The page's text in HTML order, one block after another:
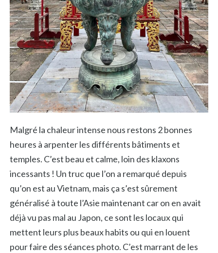
Malgré la chaleur intense nous restons 2 bonnes
heures à arpenter les différents bâtiments et
temples. C’est beau et calme, loin des klaxons
incessants ! Un truc que l’on a remarqué depuis
qu’on est au Vietnam, mais ça s’est sûrement
généralisé à toute l’Asie maintenant car on en avait
déjà vu pas mal au Japon, ce sont les locaux qui
mettent leurs plus beaux habits ou qui en louent
pour faire des séances photo. C’est marrant de les